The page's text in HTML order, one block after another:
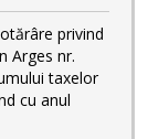
privind
Arges nr.
taxelor
cu anul